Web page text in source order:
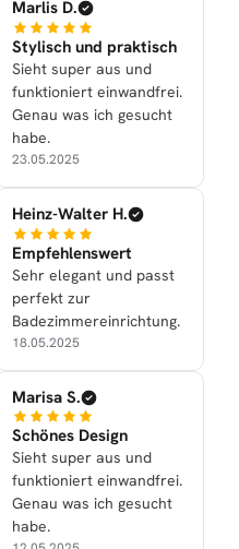
Marlis D.
Stylisch und praktisch
Sieht super aus und
funktioniert einwandfrei.
Genau was ich gesucht
habe.
23.05.2025
Heinz-Walter H.
Empfehlenswert
Sehr elegant und passt
perfekt zur
Badezimmereinrichtung.
18.05.2025
Marisa S.
Schönes Design
Sieht super aus und
funktioniert einwandfrei.
Genau was ich gesucht
habe.